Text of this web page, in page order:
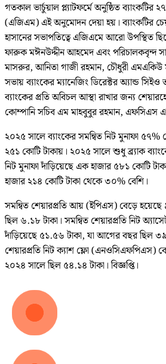
গতকাল ভার্চুয়াল প্ল্যাটফর্মে অনুষ্ঠিত ব্যাংকটির
(এজিএম) এই অনুমোদন দেয়া হয়। ব্যাংকটির
হাসানের সভাপতিত্বে এজিএমে আরো উপস্থিত
ফারুক মঈনউদ্দীন আহমেদ এবং
মাসরুর, আনিতা গাজী রহমান, চৌধুরী এমএকিউ
সভায় ব্যাংকের ম্যানেজিং ডিরেক্টর অ্যান্ড
ব্যাংকের প্রতি অবিচল আস্থা রাখার জন্য
কোম্পানি সচিব এম মাহবুবুর রহমান, এফসিএস
২০২৫ সালে ব্যাংকের সমন্বিত নিট মুনাফা ৫৭%
২৫১ কোটি টাকায়। ২০২৫ সালে শুধু ব্র্যাক
নিট মুনাফা দাঁড়িয়েছে এক হাজার ৫৮১ কোটি
হাজার ২১৪ কোটি টাকা থেকে ৩০% বেশি।
সমন্বিত শেয়ারপ্রতি আয় (ইপিএস) বেড়ে
ছিল ৬.১৮ টাকা। সমন্বিত শেয়ারপ্রতি নিট
দাঁড়িয়েছে ৫১.৫৬ টাকা, যা আগের বছর ছিল
শেয়ারপ্রতি নিট ক্যাশ ফ্লো (এনওসিএফপিএস)
২০২৪ সালে ছিল ৫৪.১৪ টাকা। বিজ্ঞপ্তি।